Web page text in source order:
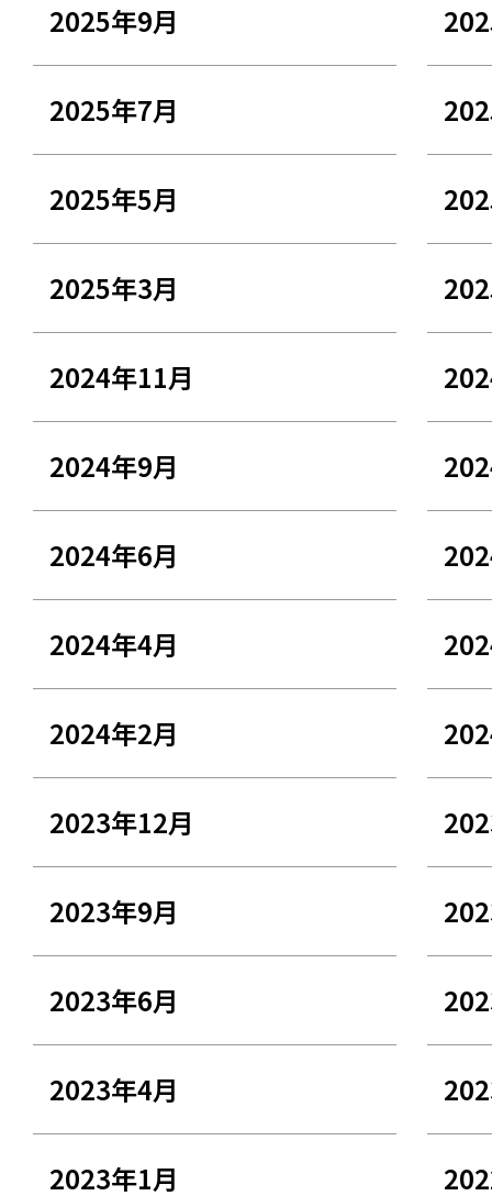
2025年9月
2025年7月
2025年5月
2025年3月
2024年11月
2024年9月
2024年6月
2024年4月
2024年2月
2023年12月
2023年9月
2023年6月
2023年4月
2023年1月